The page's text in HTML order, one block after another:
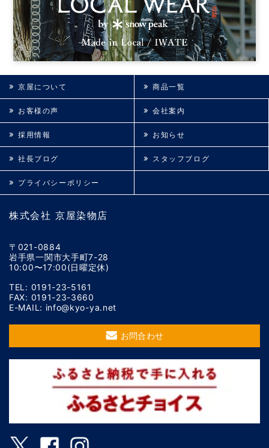
株式会社 京屋染物店
〒021-0884
岩手県一関市大手町7-28
10:00〜17:00(日曜定休)
TEL: 0191-23-5161
FAX: 0191-23-3660
E-MAIL: info@kyo-ya.net
お問合わせ
京屋について 商品一覧
お客様の声 会社案内
採用情報 お知らせ
社長ブログ スタッフブログ
プライバシーポリシー